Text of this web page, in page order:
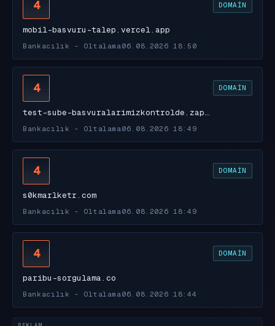
4 DOMAIN
mobil-basvuru-talep.vercel.app
Bankacılık - Oltalama 06.08.2026 18:50
4 DOMAIN
test-sube-basvuralarimizkontrolde.zap…
Bankacılık - Oltalama 06.08.2026 18:49
4 DOMAIN
s0kmarlketr.com
Bankacılık - Oltalama 06.08.2026 18:49
4 DOMAIN
paribu-sorgulama.co
Bankacılık - Oltalama 06.08.2026 18:44